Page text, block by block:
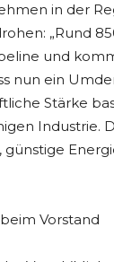
in der
„Rund
und
nun ein
Stärke
Industrie.
günstige
Vorstand